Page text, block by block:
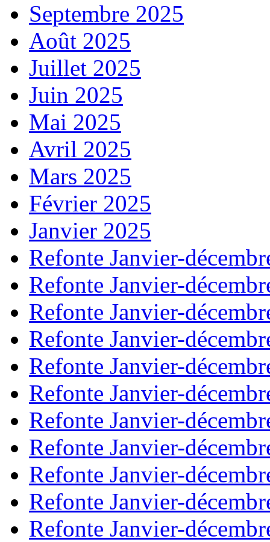
Septembre 2025
Août 2025
Juillet 2025
Juin 2025
Mai 2025
Avril 2025
Mars 2025
Février 2025
Janvier 2025
Refonte Janvier-
Refonte Janvier-
Refonte Janvier-
Refonte Janvier-
Refonte Janvier-
Refonte Janvier-
Refonte Janvier-
Refonte Janvier-
Refonte Janvier-
Refonte Janvier-
Refonte Janvier-